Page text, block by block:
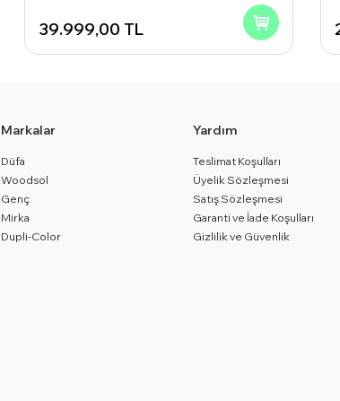
39.999,00 TL
Markalar
Düfa
Woodsol
Genç
Mirka
Dupli-Color
Yardım
Teslimat Koşulları
Üyelik Sözleşmesi
Satış Sözleşmesi
Garanti ve İade Koşulları
Gizlilik ve Güvenlik